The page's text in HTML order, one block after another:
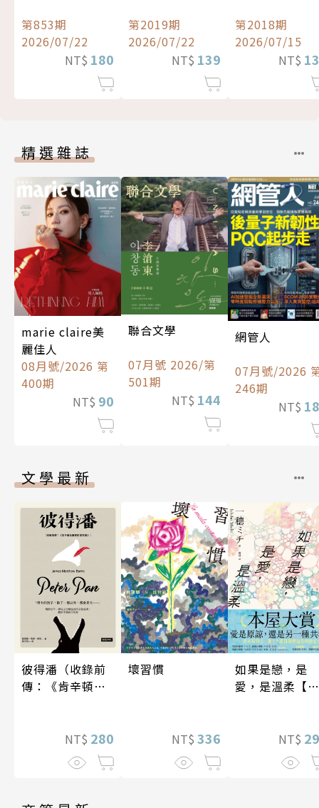
第853期
2026/07/22
NT$ 180
第2019期
2026/07/22
NT$ 139
第2018期
2026/07/15
NT$
精選雜誌
marie claire美
麗佳人
08月號/2026 第
400期
NT$ 90
聯合文學
07月號 2026/第
501期
NT$ 144
網管人
07月號/2026
246期
NT$
文學最新
彼得潘（收錄前
傳：《肯辛頓花
NT$ 280
壞習慣
NT$ 336
如果是戀，是
愛，是溫柔【限
NT$